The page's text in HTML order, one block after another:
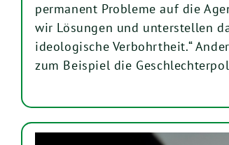
permanent Probleme auf die
wir Lösungen und unterstellen
ideologische Verbohrtheit.“
zum Beispiel die